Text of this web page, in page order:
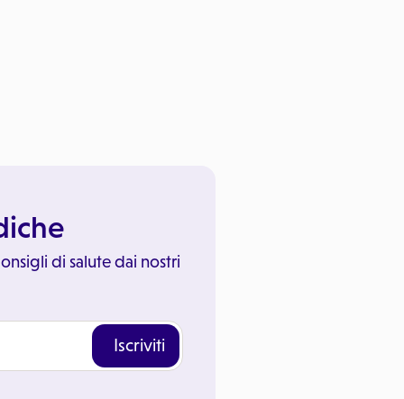
di salute dai nostri
Iscriviti